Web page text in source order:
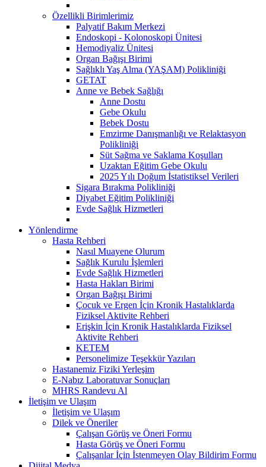
Özellikli Birimlerimiz
Palyatif Bakım Merkezi
Endoskopi - Kolonoskopi Ünitesi
Hemodiyaliz Ünitesi
Organ Bağışı Birimi
Sağlıklı Yaş Alma (YAŞAM) Polikliniği
GETAT
Anne ve Bebek Sağlığı
Anne Dostu
Gebe Okulu
Bebek Dostu
Emzirme Danışmanlığı ve Relaktasyon
Polikliniği
Süt Sağma ve Saklama Koşulları
Uzaktan Eğitim Gebe Okulu
2025 Yılı Doğum İstatistiksel Verileri
Sigara Bırakma Polikliniği
Diyabet Eğitim Polikliniği
Evde Sağlık Hizmetleri
Yönlendirme
Hasta Rehberi
Nasıl Muayene Olurum
Sağlık Kurulu İşlemleri
Evde Sağlık Hizmetleri
Hasta Hakları Birimi
Organ Bağışı Birimi
Çocuk ve Ergen İçin Kronik Hastalıklarda
Fiziksel Aktivite Rehberi
Erişkin İçin Kronik Hastalıklarda Fiziksel
Aktivite Rehberi
KETEM
Personelimize Teşekkür Yazıları
Hastanemiz Fiziki Yerleşim
E-Nabız Laboratuvar Sonuçları
MHRS Randevu Al
İletişim ve Ulaşım
İletişim ve Ulaşım
Dilek ve Öneriler
Çalışan Görüş ve Öneri Formu
Hasta Görüş ve Öneri Formu
Çalışanlar İçin İstenmeyen Olay Bildirim Formu